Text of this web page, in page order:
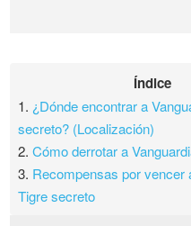
Índice
1. ¿Dónde encontrar a
secreto? (Localización)
2.Cómo derrotar a
3. Recompensas por vencer
Tigre secreto